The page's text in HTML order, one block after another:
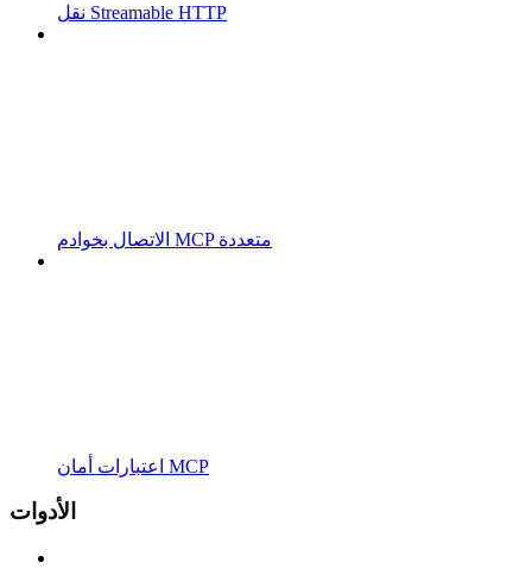
نقل Streamable HTTP
الاتصال بخوادم MCP متعددة
اعتبارات أمان MCP
الأدوات